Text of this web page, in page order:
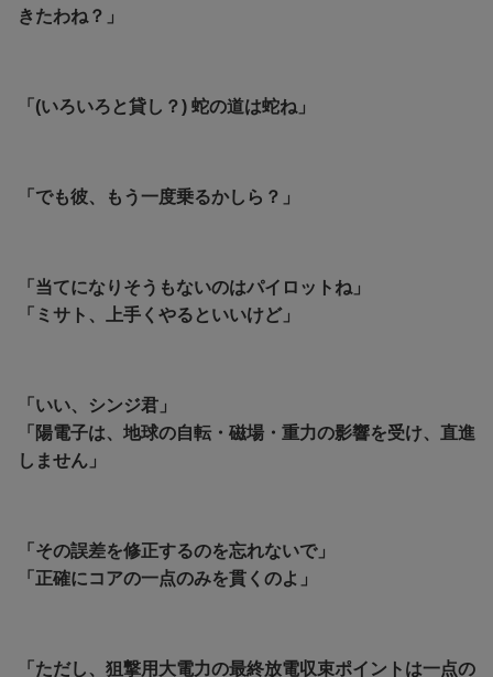
きたわね？」
「(いろいろと貸し？) 蛇の道は蛇ね」
「でも彼、もう一度乗るかしら？」
「当てになりそうもないのはパイロットね」
「ミサト、上手くやるといいけど」
「いい、シンジ君」
「陽電子は、地球の自転・磁場・重力の影響を受け、直進
しません」
「その誤差を修正するのを忘れないで」
「正確にコアの一点のみを貫くのよ」
「ただし、狙撃用大電力の最終放電収束ポイントは一点の